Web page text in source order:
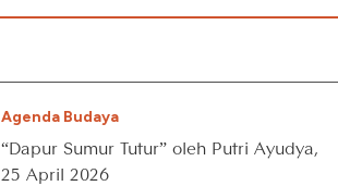
Agenda Budaya
“Dapur Sumur Tutur” oleh Putri Ayudya,
25 April 2026